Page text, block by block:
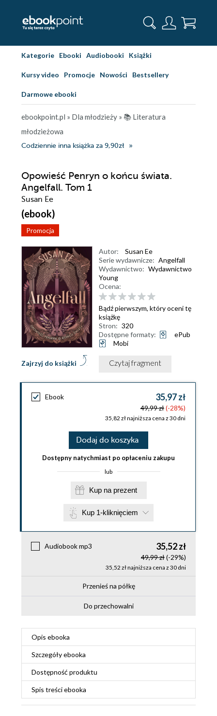
Kategorie Ebooki Audiobooki Książki
Kursy video Promocje Nowości Bestsellery
Darmowe ebooki
ebookpoint.pl » Dla młodzieży » 📚 Literatura
młodzieżowa
Codziennie inna książka za 9,90zł
Opowieść Penryn o końcu świata.
Angelfall. Tom 1
Susan Ee
(ebook)
Promocja
Zajrzyj do książki
Autor:
Susan Ee
Serie wydawnicze: Angelfall
Wydawnictwo: Wydawnictwo
Young
Ocena:
Bądź pierwszym, który oceni tę
książkę
Stron: 320
Dostępne formaty:
ePub
Mobi
Czytaj fragment
Ebook 35,97 zł
49,99 zł(-28%)
35,82 zł najniższa cena z 30 dni
Dodaj do koszyka
Dostępny natychmiast po opłaceniu zakupu
lub
Kup na prezent
Kup 1-kliknięciem
Audiobook mp3 35,52 zł
49,99 zł(-29%)
35,52 zł najniższa cena z 30 dni
Przenieś na półkę
Do przechowalni
Opis ebooka
Szczegółyebooka
Dostępność produktu
Spis treściebooka